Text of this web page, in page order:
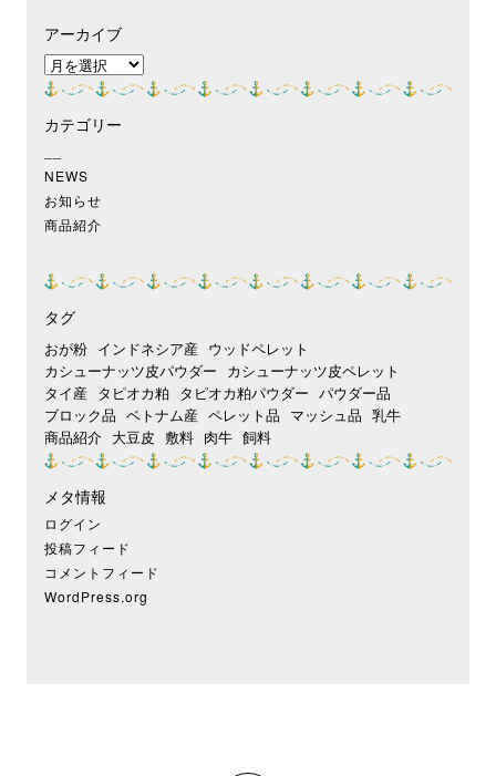
アーカイブ
ア
ー
イ
カテゴリー
NEWS
お知らせ
商品紹介
タグ
おが粉 インドネシア産 ウッドペレット
カシューナッツ皮パウダー カシューナッツ皮ペレット
タイ産 タピオカ粕 タピオカ粕パウダー パウダー品
ブロック品 ベトナム産 ペレット品 マッシュ品 乳牛
商品紹介 大豆皮 敷料 肉牛 飼料
メタ情報
ログイン
投稿フィード
コメントフィード
WordPress.org